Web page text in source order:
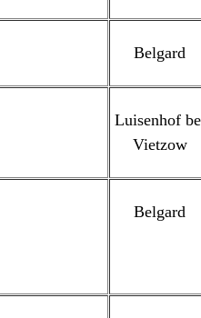
Belgard
Luisenhof
Vietzow
Belgard